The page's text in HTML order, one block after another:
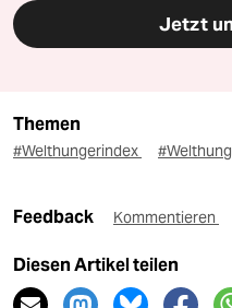
Jetzt
Themen
#Welthungerindex
Feedback Kommentieren
Diesen Artikel teilen